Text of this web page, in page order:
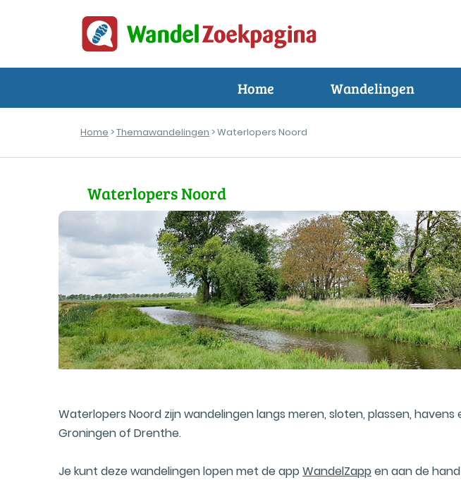
Home Wandelingen
Home >Themawandelingen > Waterlopers Noord
Waterlopers Noord
Waterlopers Noord zijn wandelingen langs meren, sloten, plassen, havens
Groningen of Drenthe.
Je kunt deze wandelingen lopen met de app WandelZapp en aan de